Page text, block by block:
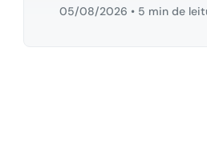
05/08/2026 • 5 min de